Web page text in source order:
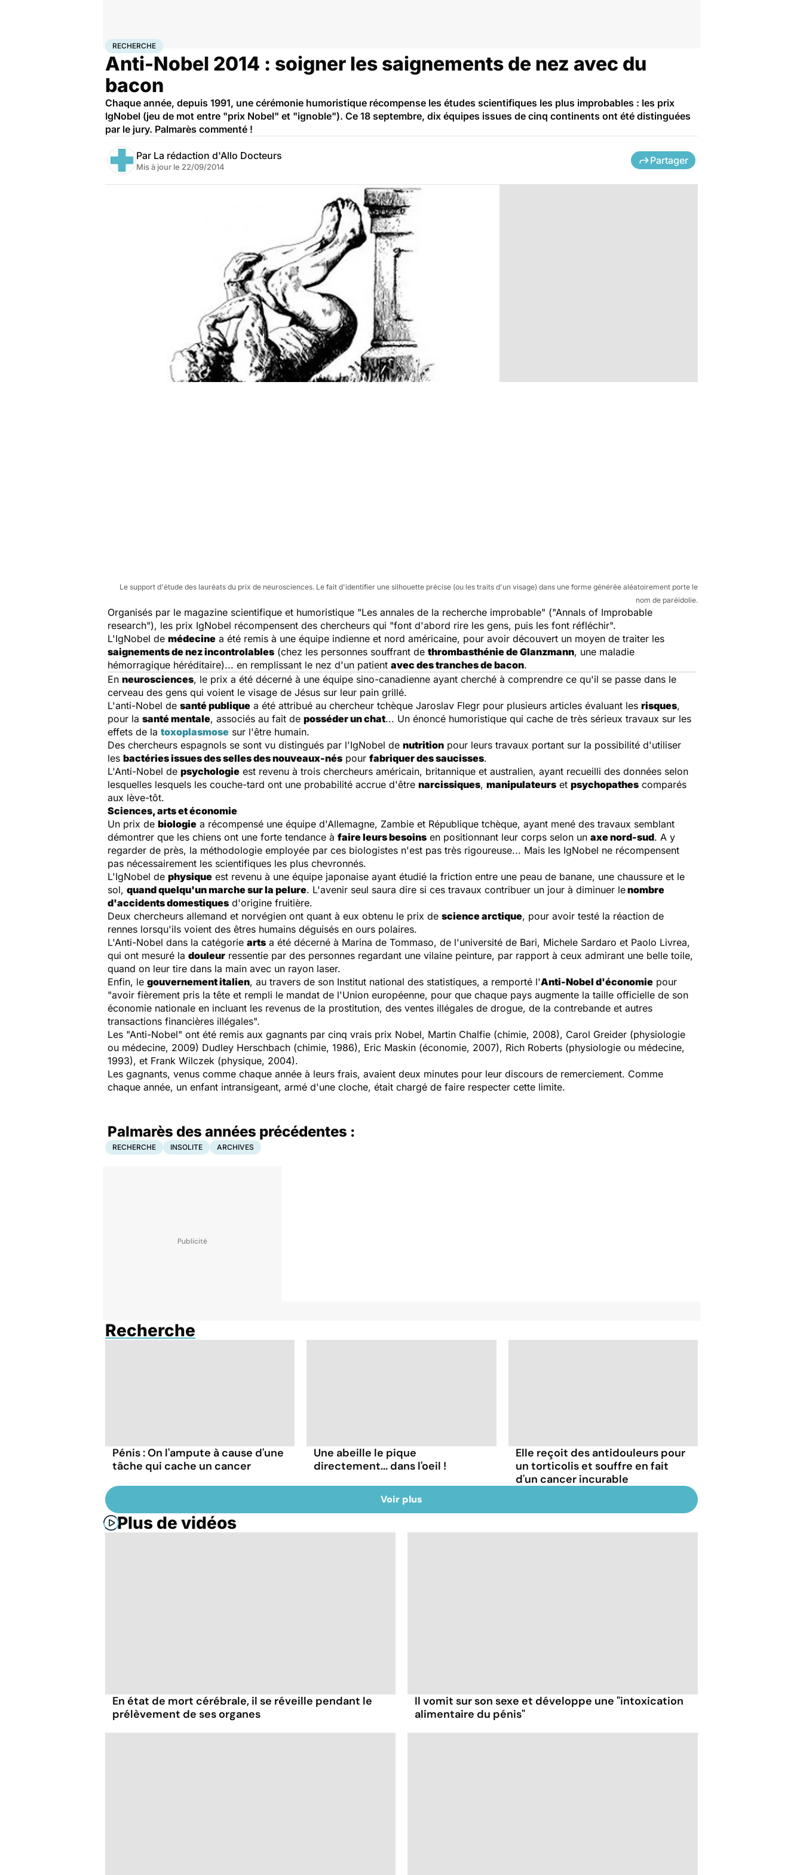
AccueilSantéMaladies
RECHERCHE
Anti-Nobel 2014 : soigner les saignements de nez avec du
bacon
Chaque année, depuis 1991, une cérémonie humoristique récompense les études scientifiques les plus improbables : les prix
IgNobel (jeu de mot entre "prix Nobel" et "ignoble"). Ce 18 septembre, dix équipes issues de cinq continents ont été distinguées
par le jury. Palmarès commenté !
Par La rédaction d'Allo Docteurs
Mis à jour le 22/09/2014
Partager
Le support d'étude des lauréats du prix de neurosciences. Le fait d'identifier une silhouette précise (ou les traits d'un visage) dans une forme générée aléatoirement porte le
nom de paréidolie.
Organisés par le magazine scientifique et humoristique "Les annales de la recherche improbable" ("Annals of Improbable
research"), les prix IgNobel récompensent des chercheurs qui "font d'abord rire les gens, puis les font réfléchir".
L'IgNobel de médecine a été remis à une équipe indienne et nord américaine, pour avoir découvert un moyen de traiter les
saignements de nez incontrolables (chez les personnes souffrant de thrombasthénie de Glanzmann, une maladie
hémorragique héréditaire)... en remplissant le nez d'un patient avec des tranches de bacon.
En neurosciences, le prix a été décerné à une équipe sino-canadienne ayant cherché à comprendre ce qu'il se passe dans le
cerveau des gens qui voient le visage de Jésus sur leur pain grillé.
L'anti-Nobel de santépublique a été attribué au chercheur tchèque Jaroslav Flegr pour plusieurs articles évaluant les risques,
pour la santé mentale, associés au fait de posséder un chat... Un énoncé humoristique qui cache de très sérieux travaux sur les
effets de la toxoplasmose sur l'être humain.
Des chercheurs espagnols se sont vu distingués par l'IgNobel de nutrition pour leurs travaux portant sur la possibilité d'utiliser
les bactéries issues des selles des nouveaux-nés pour fabriquer des saucisses.
L'Anti-Nobel de psychologie est revenu à trois chercheurs américain, britannique et australien, ayant recueilli des données selon
lesquelles lesquels les couche-tard ont une probabilité accrue d'être narcissiques, manipulateurs et psychopathes comparés
aux lève-tôt.
Sciences, arts et économie
Un prix de biologie a récompensé une équipe d'Allemagne, Zambie et République tchèque, ayant mené des travaux semblant
démontrer que les chiens ont une forte tendance à faire leurs besoins en positionnant leur corps selon un axe nord-sud. A y
regarder de près, la méthodologie employée par ces biologistes n'est pas très rigoureuse... Mais les IgNobel ne récompensent
pas nécessairement les scientifiques les plus chevronnés.
L'IgNobel de physique est revenu à une équipe japonaise ayant étudié la friction entre une peau de banane, une chaussure et le
sol, quand quelqu'un marche sur la pelure. L'avenir seul saura dire si ces travaux contribuer un jour à diminuer lenombre
d'accidents domestiques d'origine fruitière.
Deux chercheurs allemand et norvégien ont quant à eux obtenu le prix de sciencearctique, pour avoir testé la réaction de
rennes lorsqu'ils voient des êtres humains déguisés en ours polaires.
L'Anti-Nobel dans la catégorie arts a été décerné à Marina de Tommaso, de l'université de Bari, Michele Sardaro et Paolo Livrea,
qui ont mesuré la douleur ressentie par des personnes regardant une vilaine peinture, par rapport à ceux admirant une belle toile,
quand on leur tire dans la main avec un rayon laser.
Enfin, le gouvernement italien, au travers de son Institut national des statistiques, a remporté l'Anti-Nobel d'économie pour
"avoir fièrement pris la tête et rempli le mandat de l'Union européenne, pour que chaque pays augmente la taille officielle de son
économie nationale en incluant les revenus de la prostitution, des ventes illégales de drogue, de la contrebande et autres
transactions financières illégales".
Les "Anti-Nobel" ont été remis aux gagnants par cinq vrais prix Nobel, Martin Chalfie (chimie, 2008), Carol Greider (physiologie
ou médecine, 2009) Dudley Herschbach (chimie, 1986), Eric Maskin (économie, 2007), Rich Roberts (physiologie ou médecine,
1993), et Frank Wilczek (physique, 2004).
Les gagnants, venus comme chaque année à leurs frais, avaient deux minutes pour leur discours de remerciement. Comme
chaque année, un enfant intransigeant, armé d'une cloche, était chargé de faire respecter cette limite.
Palmarès des années précédentes :
RECHERCHE INSOLITE ARCHIVES
Recherche
Pénis : On l'ampute à cause d'une
tâche qui cache un cancer
Une abeille le pique
directement... dans l'oeil !
Elle reçoit des antidouleurs pour
un torticolis et souffre en fait
d'un cancer incurable
Voir plus
Plus de vidéos
En état de mort cérébrale, il se réveille pendant le
prélèvement de ses organes
Il vomit sur son sexe et développe une "intoxication
alimentaire du pénis"